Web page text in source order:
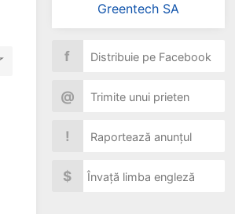
Greentech SA
f Distribuie pe Facebook
@ Trimite unui prieten
! Raportează anunțul
$ Învață limba engleză